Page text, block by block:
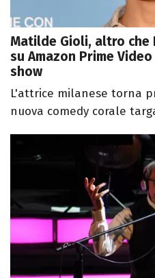
Matilde Gioli, altro che
su Amazon Prime
show
L'attrice milanese torna
nuova comedy corale